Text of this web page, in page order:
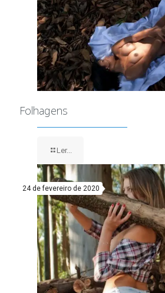
Folhagens
Ler...
24 de fevereiro de 2020